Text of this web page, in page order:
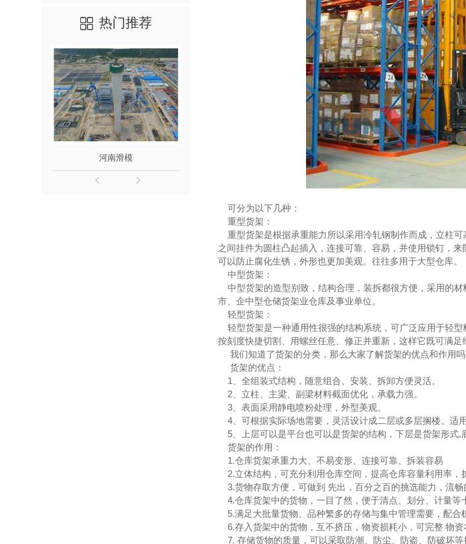
热门推荐
河南滑模 滑模施工检查验收的主要内容 河南浅圆仓滑模技术
可分为以下几种：
重型货架：
重型货架是根据承重能力所以采用冷轧钢制作而成，立柱
之间挂件为圆柱凸起插入，连接可靠、容易，并使用锁钉，
可以防止腐化生锈，外形也更加美观。往往多用于大型仓库。
中型货架：
中型货架的造型别致，结构合理，装拆都很方便，采用的
市、企中型仓储货架业仓库及事业单位。
轻型货架：
轻型货架是一种通用性很强的结构系统，可广泛应用于轻
按刻度快捷切割、用螺丝任意、修正并重新，这样它既可满足
我们知道了货架的分类，那么大家了解货架的优点和作用吗
货架的优点：
1、全组装式结构，随意组合、安装、拆卸方便灵活。
2、立柱、主梁、副梁材料截面优化，承载力强。
3、表面采用静电喷粉处理，外型美观。
4、可根据实际场地需要，灵活设计成二层或多层搁楼。适
5、上层可以是平台也可以是货架的结构，下层是货架形式,
货架的作用：
1.仓库货架承重力大、不易变形、连接可靠、拆装容易
2.立体结构，可充分利用仓库空间，提高仓库容量利用率，
3.货物存取方便，可做到 先出，百分之百的挑选能力，流畅
4.仓库货架中的货物，一目了然，便于清点、划分、计量等
5.满足大批量货物、品种繁多的存储与集中管理需要，配合
6.存入货架中的货物，互不挤压，物资损耗小，可完整 物
7. 存储货物的质量，可以采取防潮、防尘、防盗、防破坏等